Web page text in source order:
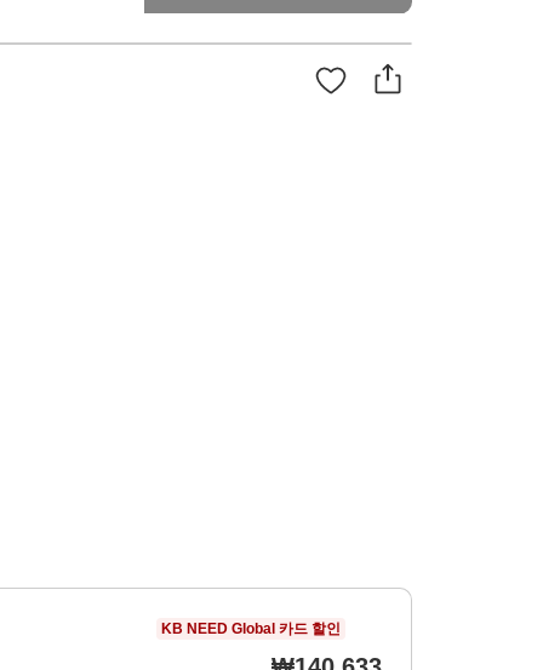
KB NEED Global 카드 할인